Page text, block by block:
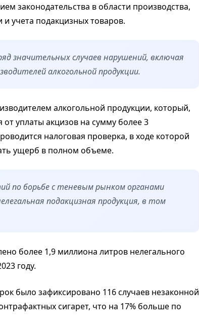
законодательства в области производства,
учета подакцизных товаров.
значительных случаев нарушений, включая
алкогольной продукции.
алкогольной продукции, который,
уплаты акцизов на сумму более 3
налоговая проверка, в ходе которой
ущерб в полном объеме.
по борьбе с теневым рынком органами
подакцизная продукция, в том
более 1,9 миллиона литров нелегального
году.
было зафиксировано 116 случаев незаконной
сигарет, что на 17% больше по